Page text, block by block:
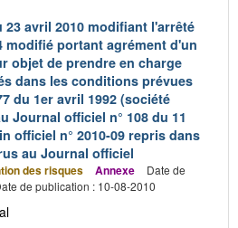
23 avril 2010 modifiant l'arrêté
modifié portant agrément d'un
objet de prendre en charge
dans les conditions prévues
du 1er avril 1992 (société
Journal officiel n° 108 du 11
officiel n° 2010-09 repris dans
au Journal officiel
des risques Annexe
Date de
de publication : 10-08-2010